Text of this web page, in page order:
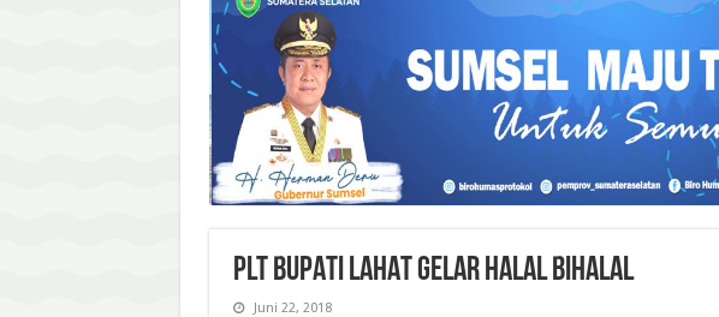
PLT BUPATI LAHAT GELAR HALAL BIHALAL
Juni 22, 2018